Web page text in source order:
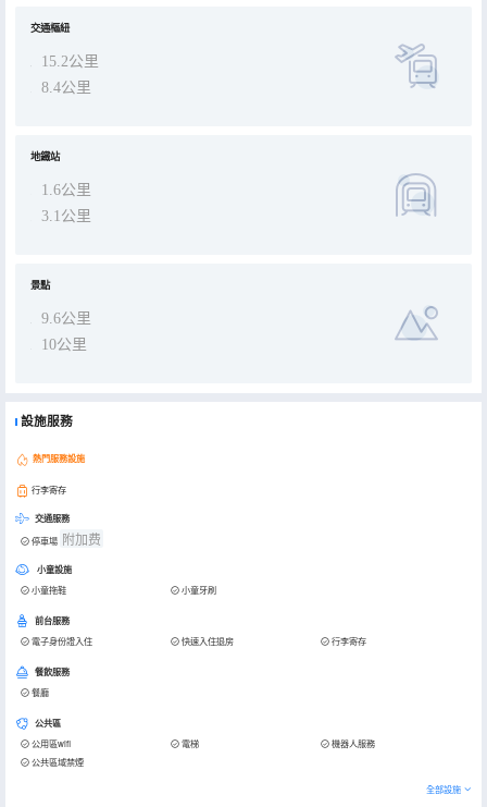
交通樞紐
15.2公里
8.4公里
地鐵站
1.6公里
3.1公里
景點
9.6公里
10公里
設施服務
熱門服務設施
行李寄存
交通服務
停車場 附加费
小童設施
小童拖鞋 小童牙刷
前台服務
電子身份證入住 快速入住退房 行李寄存
餐飲服務
餐廳
公共區
公用區wifi 電梯
機器人服務
公共區域禁煙
全部設施